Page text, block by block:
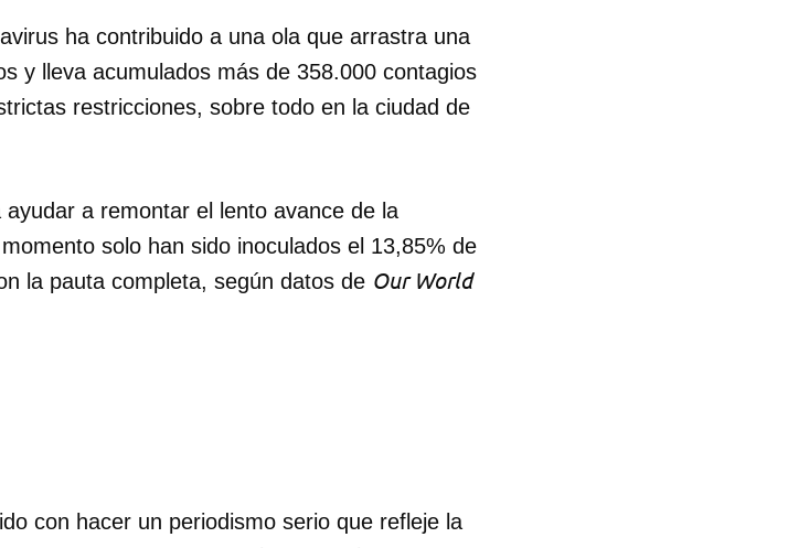
INICIAR SESIÓN CANCELAR
ha contribuido a una ola que arrastra una
y lleva acumulados más de 358.000 contagios
restricciones, sobre todo en la ciudad de
a remontar el lento avance de la
solo han sido inoculados el 13,85% de
la pauta completa, según datos de Our World
con hacer un periodismo serio que refleje la